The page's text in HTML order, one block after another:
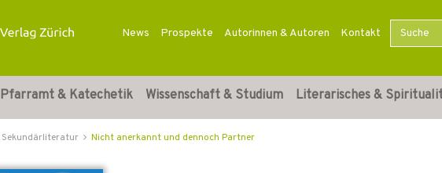
News Prospekte Autorinnen & Autoren Kontakt
Pfarramt & Katechetik Wissenschaft & Studium Literarisches &
Sekundärliteratur Nicht anerkannt und dennoch Partner